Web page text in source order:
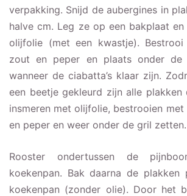
verpakking. Snijd de aubergines in
halve cm. Leg ze op een bakplaat
olijfolie (met een kwastje).
zout en peper en plaats onder
wanneer de ciabatta’s klaar zijn.
een beetje gekleurd zijn alle plakken
insmeren met olijfolie, bestrooien
en peper en weer onder de gril zetten.
Rooster ondertussen de
koekenpan. Bak daarna de plakken
koekenpan (zonder olie). Door het